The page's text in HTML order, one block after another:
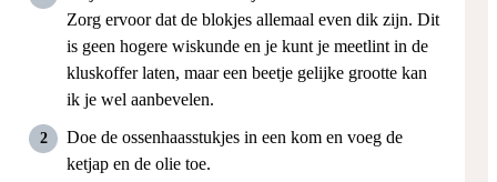
Zorg ervoor dat de blokjes allemaal even dik zijn. Dit
is geen hogere wiskunde en je kunt je meetlint in de
kluskoffer laten, maar een beetje gelijke grootte kan
ik je wel aanbevelen.
Doe de ossenhaasstukjes in een kom en voeg de
ketjap en de olie toe.